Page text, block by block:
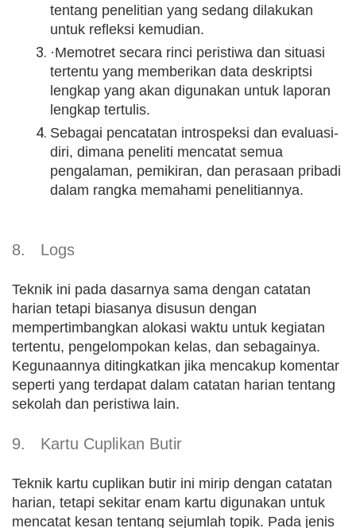
tentang penelitian yang sedang dilakukan
untuk refleksi kemudian.
·Memotret secara rinci peristiwa dan situasi
tertentu yang memberikan data deskriptsi
lengkap yang akan digunakan untuk laporan
lengkap tertulis.
Sebagai pencatatan introspeksi dan evaluasi-
diri, dimana peneliti mencatat semua
pengalaman, pemikiran, dan perasaan pribadi
dalam rangka memahami penelitiannya.
8. Logs
Teknik ini pada dasarnya sama dengan catatan
harian tetapi biasanya disusun dengan
mempertimbangkan alokasi waktu untuk kegiatan
tertentu, pengelompokan kelas, dan sebagainya.
Kegunaannya ditingkatkan jika mencakup komentar
seperti yang terdapat dalam catatan harian tentang
sekolah dan peristiwa lain.
9. Kartu Cuplikan Butir
Teknik kartu cuplikan butir ini mirip dengan catatan
harian, tetapi sekitar enam kartu digunakan untuk
mencatat kesan tentang sejumlah topik. Pada jenis